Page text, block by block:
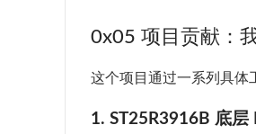
0x05 项目贡献：
这个项目通过一系列具体
1. ST25R3916B 底层